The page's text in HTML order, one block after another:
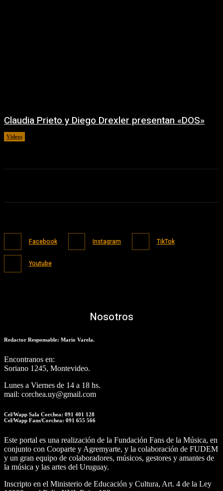
Claudia Prieto y Diego Drexler presentan «DOS»
Videos
Facebook Instagram TikTok
Youtube
Nosotros
Redactor Responsable: Mario Varela.
Encontranos en:
Soriano 1245, Montevideo.
Lunes a Viernes de 14 a 18 hs.
mail: corchea.uy@gmail.com
Cel/Wapp Sala Corchea: 091 401 128
Cel/Wapp Fans/Corchea: 091 655 566
Este portal es una realización de la Fundación Fans de la Música, en
conjunto con Cooparte y Agremyarte, y la colaboración de FUDEM
y un gran equipo de colaboradores, músicos, gestores y amantes de
la música y las artes del Uruguay.
Inscripto en el Ministerio de Educación y Cultura, Art. 4 de la Ley